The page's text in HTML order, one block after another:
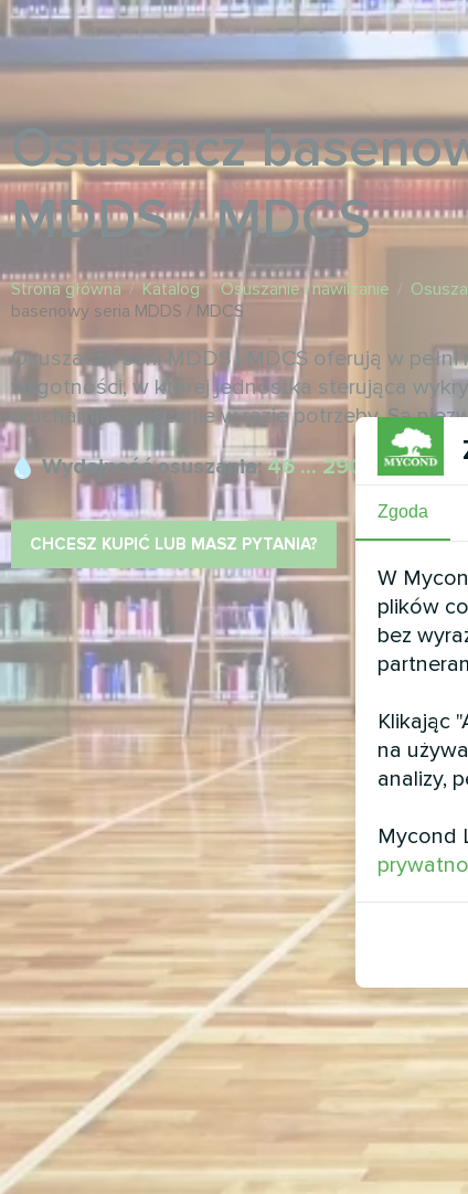
Osuszacz
MDDS / MDCS
Strona główna / Katalog / Osuszanie i nawilżanie /
basenowy seria MDDS / MDCS
Osuszacze serii MDDS i MDCS oferują w
wilgotności, w której jednostka sterująca
uruchamia osuszanie w razie potrzeby. Są
Wydajność osuszania:46 ... 290 l/dobę
CHCESZ KUPIĆ LUB MASZ PYTANIA?
Zgoda
W
plików
bez
Klikając
na
analizy,
Mycond